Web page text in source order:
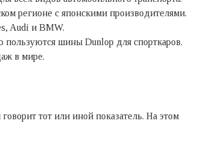
регионе с японскими производителями.
Audi и BMW.
шины Dunlop для спорткаров.
в мире.
тот или иной показатель. На этом